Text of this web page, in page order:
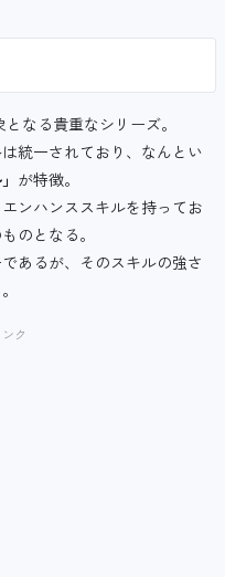
なる貴重なシリーズ。
統一されており、なんとい
が特徴。
ンハンススキルを持ってお
のとなる。
あるが、そのスキルの強さ
ク